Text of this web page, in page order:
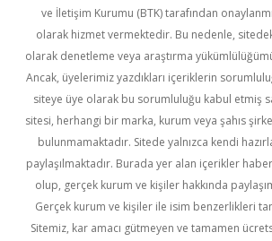
ve İletişim Kurumu (BTK) tarafından
olarak hizmet vermektedir. Bu nedenle,
olarak denetleme veya araştırma
Ancak, üyelerimiz yazdıkları içeriklerin
siteye üye olarak bu sorumluluğu kabul etmiş
sitesi, herhangi bir marka, kurum veya şahıs
bulunmamaktadır. Sitede yalnızca kendi
paylaşılmaktadır. Burada yer alan içerikler
olup, gerçek kurum ve kişiler hakkında
Gerçek kurum ve kişiler ile isim benzerlikleri
Sitemiz, kar amacı gütmeyen ve tamamen